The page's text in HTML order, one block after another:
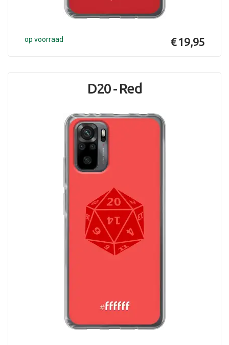
op voorraad € 19,95
D20 - Red